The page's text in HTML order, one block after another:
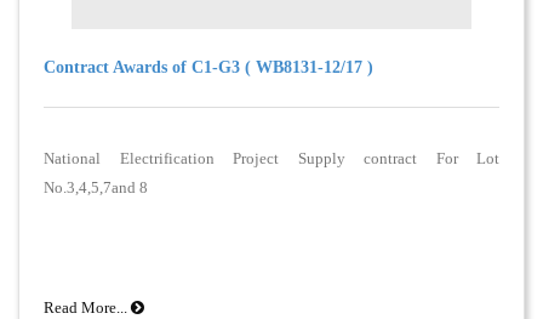
Contract Awards of C1-G3 ( WB8131-12/17 )
National Electrification Project Supply contract For Lot
No.3,4,5,7and 8
Read More...